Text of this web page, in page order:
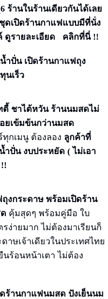
ร้านในร้านเดียวกันได้เลย
ดเปิดร้านกาแฟแบบมีที่นั่ง
ดูรายละเอียด
คลิกที่นี่ !!
ำปั่น เปิดร้านกาแฟถุง
นเร็ว
ตี้ ชาไต้หวัน ร้านนมสดไม่
ยเข้มข้นกว่านมสด
กเมนู ต้องลอง ลูกค้าที่
ปั่น งบประหยัด ( ไม่เอา
งกระดาษ พร้อมเปิดร้าน
คุ้มสุดๆ พร้อมคู่มือ ใบ
ง่ายมาก ไม่ต้องมาเรียนก็
ษเจ้าเดียวในประเทศไทย
ร้อนหน้าเตา ไม่ต้อง
ร้านกาแฟนมสด ปังเย็นนม